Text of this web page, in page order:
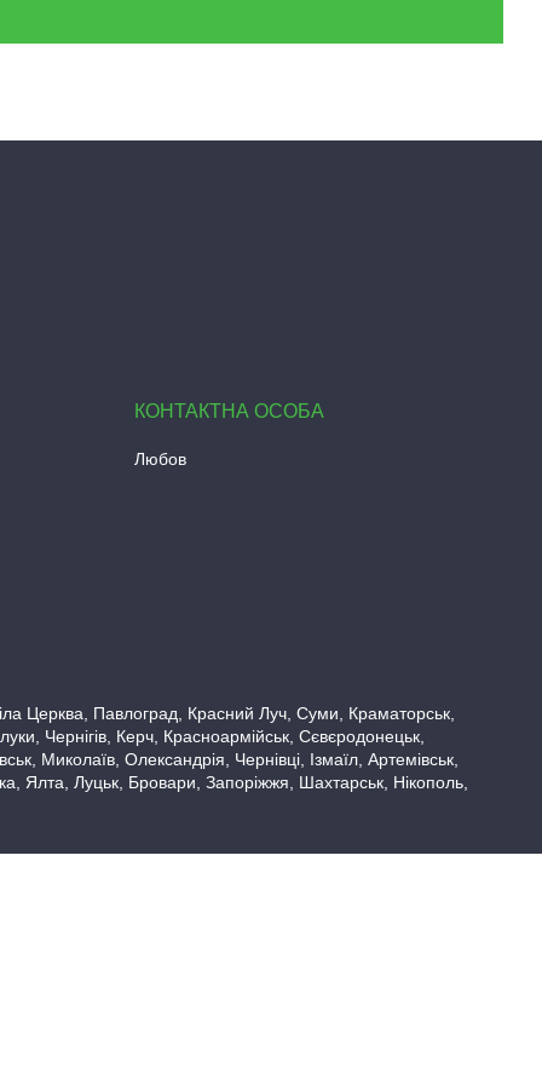
Любов
Церква, Павлоград, Красний Луч, Суми, Краматорськ,
Чернігів, Керч, Красноармійськ, Сєвєродонецьк,
Миколаїв, Олександрія, Чернівці, Ізмаїл, Артемівськ,
Ялта, Луцьк, Бровари, Запоріжжя, Шахтарськ, Нікополь,